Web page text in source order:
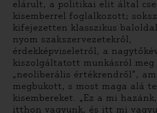
elárult, a politikai elit által
kisemberrel foglalkozott;
kifejezetten klasszikus
nyom szakszervezetekről,
érdekképviseletről, a
kiszolgáltatott munkásról meg
„neoliberális értékrendről”,
megbukott, s most maga alá
kisembereket. „Ez a mi
itthon vagyunk, és itt mi